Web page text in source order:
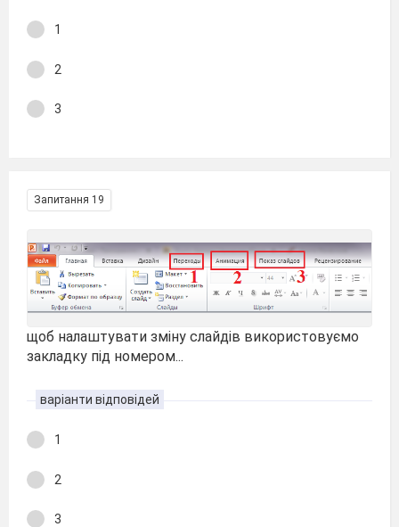
1
2
3
Запитання 19
щоб налаштувати зміну слайдів використовуємо
закладку під номером...
варіанти відповідей
1
2
3